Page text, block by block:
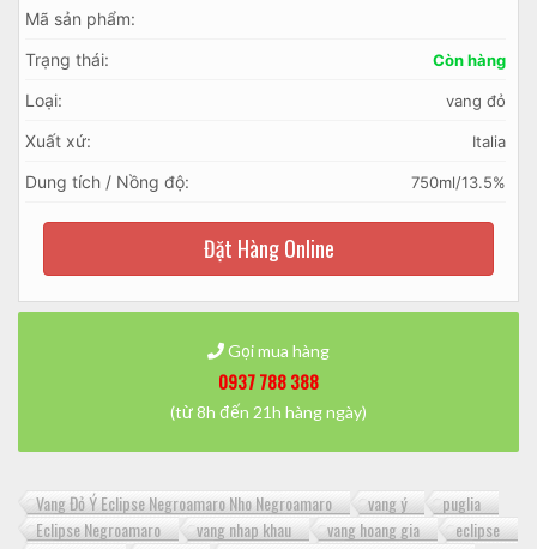
Mã sản phẩm:
Trạng thái:
Còn hàng
Loại: vang đỏ
Xuất xứ: Italia
Dung tích / Nồng độ: 750ml/13.5%
Đặt Hàng Online
Gọi mua hàng
0937 788 388
(từ 8h đến 21h hàng ngày)
Vang Đỏ Ý Eclipse Negroamaro Nho Negroamaro vang ý
puglia
Eclipse Negroamaro
vang nhap khau vang hoang gia
eclipse